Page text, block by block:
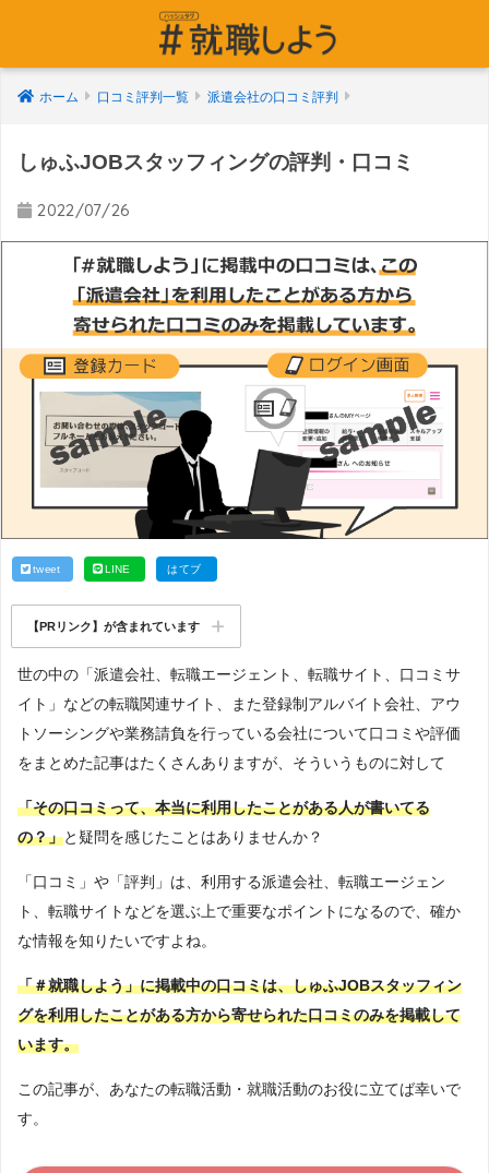
ホーム 口コミ評判一覧 派遣会社の口コミ評判
しゅふJOBスタッフィングの評判・口コミ
2022/07/26
tweet LINE はてブ
【PRリンク】が含まれています
世の中の「派遣会社、転職エージェント、転職サイト、口コミサ
イト」などの転職関連サイト、また登録制アルバイト会社、アウ
トソーシングや業務請負を行っている会社について口コミや評価
をまとめた記事はたくさんありますが、そういうものに対して
「その口コミって、本当に利用したことがある人が書いてる
の？」と疑問を感じたことはありませんか？
「口コミ」や「評判」は、利用する派遣会社、転職エージェン
ト、転職サイトなどを選ぶ上で重要なポイントになるので、確か
な情報を知りたいですよね。
「＃就職しよう」に掲載中の口コミは、しゅふJOBスタッフィン
グを利用したことがある方から寄せられた口コミのみを掲載して
います。
この記事が、あなたの転職活動・就職活動のお役に立てば幸いで
す。